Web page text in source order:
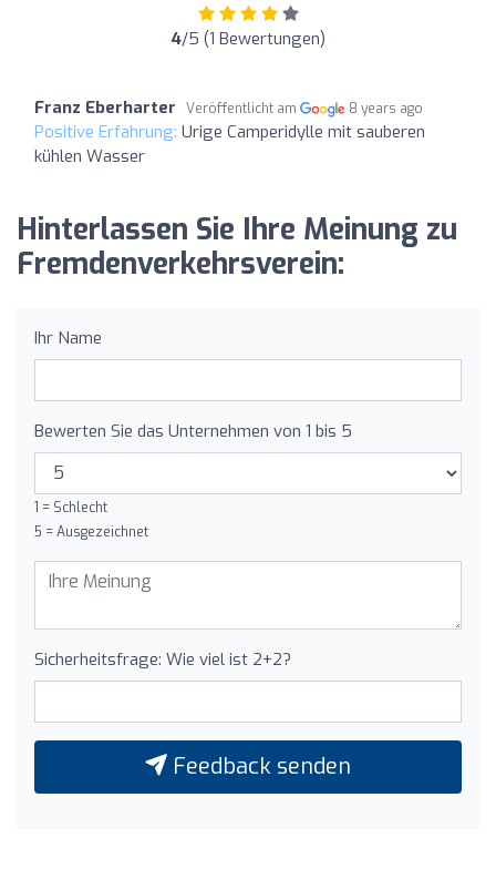
4/5 (1 Bewertungen)
Franz Eberharter Veröffentlicht am 8 years ago
Positive Erfahrung: Urige Camperidylle mit sauberen
kühlen Wasser
Hinterlassen Sie Ihre Meinung zu
Fremdenverkehrsverein:
Ihr Name
Bewerten Sie das Unternehmen von 1 bis 5
1 = Schlecht
5 = Ausgezeichnet
Sicherheitsfrage: Wie viel ist 2+2?
Feedback senden